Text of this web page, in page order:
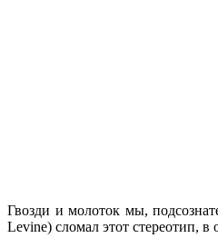
Гвозди и молоток мы,
Levine) сломал этот стереотип,